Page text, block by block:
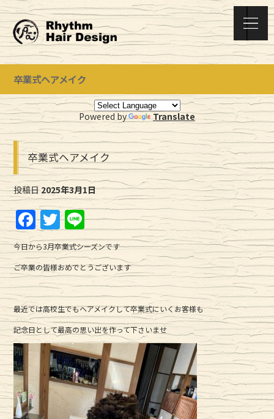
卒業式ヘアメイク
Powered by Translate
卒業式ヘアメイク
投稿日 2025年3月1日
F
a
c
e
b
o
o
k
T
w
it
te
r
Li
n
e
今日から3月卒業式シーズンです
ご卒業の皆様おめでとうございます
最近では高校生でもヘアメイクして卒業式にいくお客様も
記念日として最高の思い出を作って下さいませ